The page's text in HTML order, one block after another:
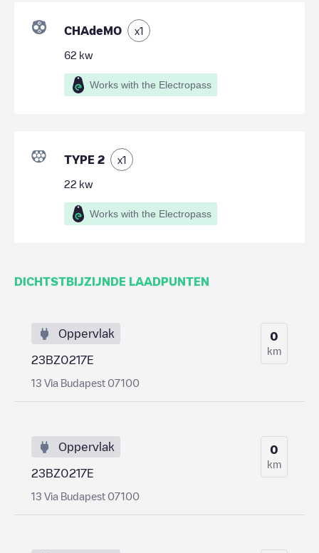
CHAdeMO x1
62 kw
Works with the Electropass
TYPE 2 x1
22 kw
Works with the Electropass
DICHTSTBIJZIJNDE LAADPUNTEN
Oppervlak
23BZ0217E
13 Via Budapest 07100
0
km
Oppervlak
23BZ0217E
13 Via Budapest 07100
0
km